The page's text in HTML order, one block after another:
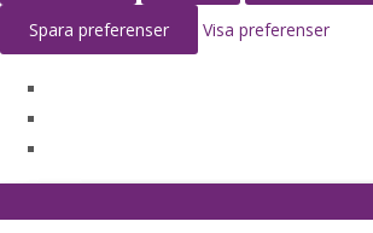
Spara preferenser Visa preferenser